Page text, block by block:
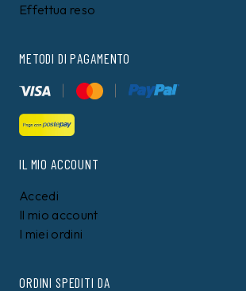
Effettua reso
METODI DI PAGAMENTO
IL MIO ACCOUNT
Accedi
Il mio account
I miei ordini
ORDINI SPEDITI DA